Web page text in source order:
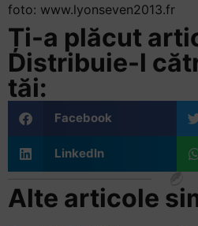
foto: www.lyonseven2013.fr
Ți-a plăcut
Distribuie-l
tăi:
Facebook
LinkedIn
Alte articole